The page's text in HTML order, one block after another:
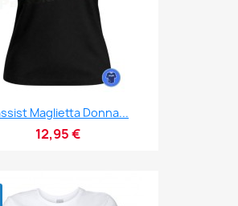
Maglietta Donna...
12,95 €